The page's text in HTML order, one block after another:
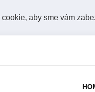
aby sme vám